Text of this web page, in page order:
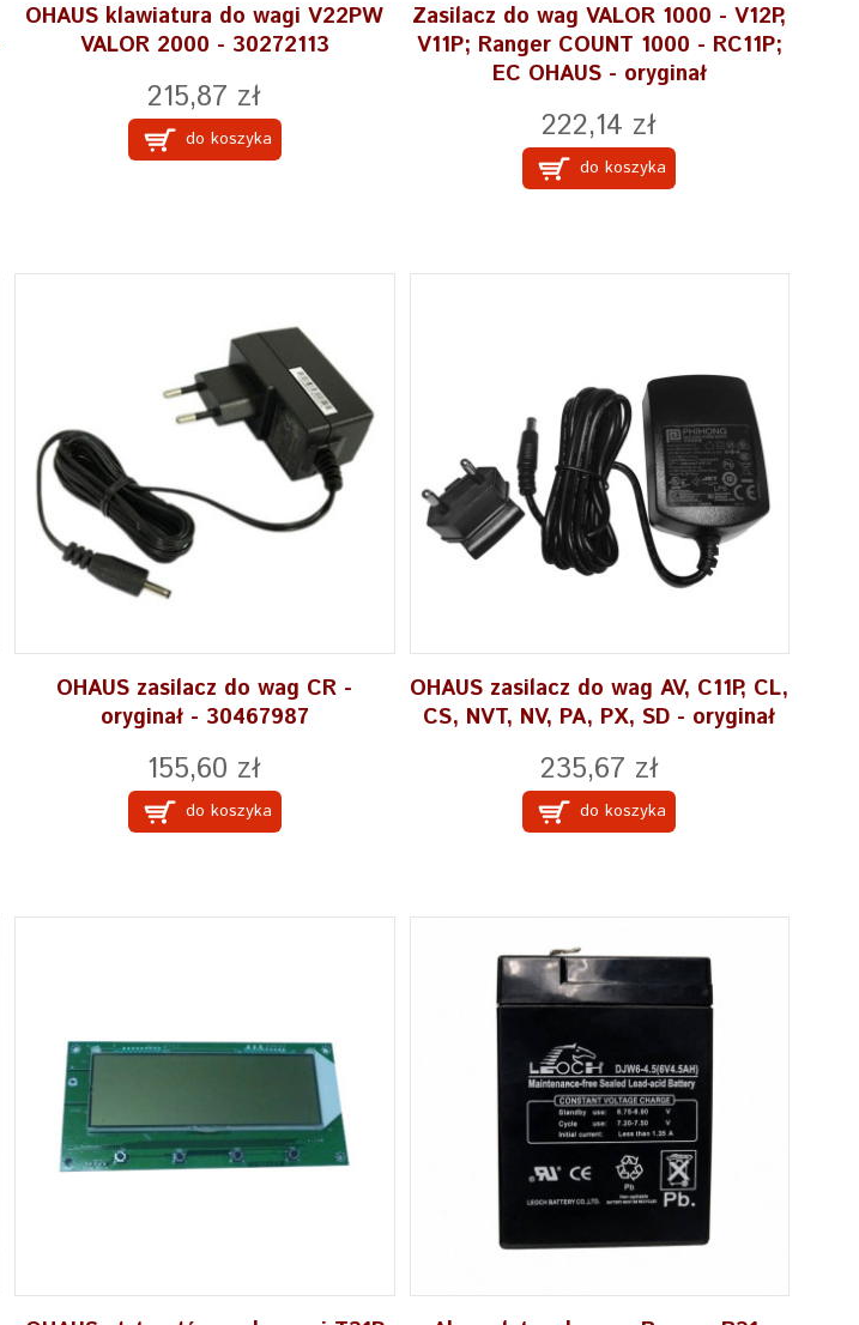
OHAUS klawiatura do wagi V22PW
VALOR 2000 - 30272113
215,87 zł
do koszyka
Zasilacz do wag VALOR 1000 - V12P,
V11P; Ranger COUNT 1000 - RC11P;
EC OHAUS - oryginał
222,14 zł
do koszyka
OHAUS zasilacz do wag CR -
oryginał - 30467987
155,60 zł
do koszyka
OHAUS zasilacz do wag AV, C11P, CL,
CS, NVT, NV, PA, PX, SD - oryginał
235,67 zł
do koszyka